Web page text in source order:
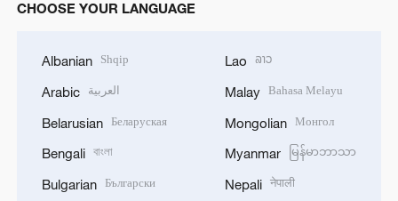
CHOOSE YOUR LANGUAGE
Albanian Shqip
Arabic العربية
Belarusian Беларуская
Bengali বাংলা
Bulgarian Български
Lao ລາວ
Malay Bahasa Melayu
Mongolian Монгол
Myanmar မြန်မာဘာသာ
Nepali नेपाली